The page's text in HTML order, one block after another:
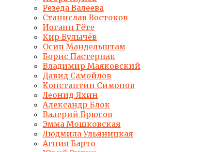
Резеда Валеева
Станислав Востоков
Иоганн Гёте
Кир Булычёв
Осип Мандельштам
Борис Пастернак
Владимир Маяковский
Давид Самойлов
Константин Симонов
Леонид Яхин
Александр Блок
Валерий Брюсов
Эмма Мошковская
Людмила Ульяницкая
Агния Барто